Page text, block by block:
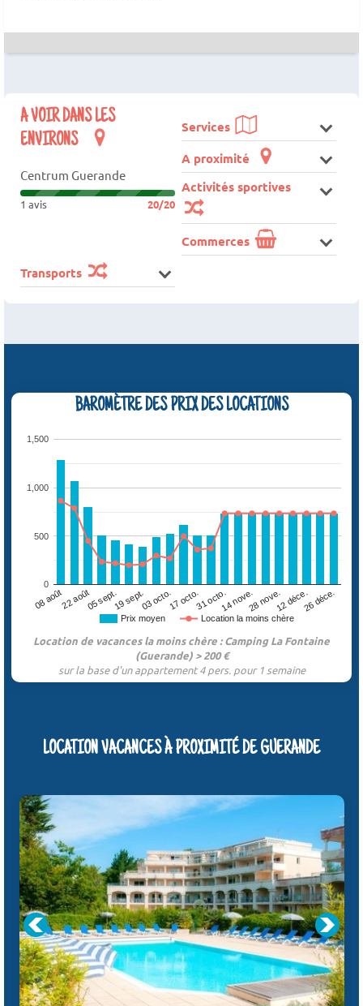
A VOIR DANS LES
ENVIRONS
Centrum Guerande
1 avis 20/20
Services
A proximité
Activités sportives
Commerces
Transports
BAROMÈTRE DES PRIX DES LOCATIONS
Prix moyen Location la moins chère
08 août22 août05 sept.19 sept.03 octo.17 octo.31 octo.14 nove.28 nove.12 déce.26 déce.
0
500
1,000
1,500
Location de vacances la moins chère : Camping La Fontaine
(Guerande) > 200 €
sur la base d'un appartement 4 pers. pour 1 semaine
LOCATION VACANCES À PROXIMITÉ DE GUERANDE